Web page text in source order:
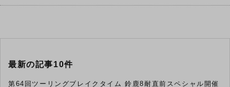
最新の記事10件
第64回ツーリングブレイクタイム 鈴鹿8耐直前スペシャル開催